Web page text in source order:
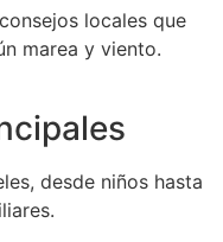
locales que
marea y viento.
desde niños hasta